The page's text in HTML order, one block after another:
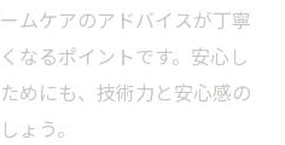
ムケアのアドバイスが丁寧
なるポイントです。安心し
めにも、技術力と安心感の
ょう。